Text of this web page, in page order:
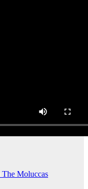
The Moluccas